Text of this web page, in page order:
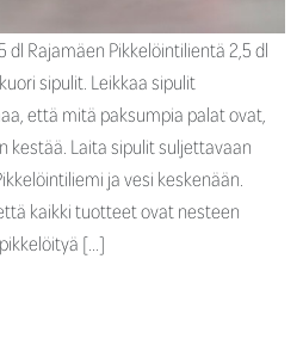
dl Rajamäen Pikkelöintilientä 2,5 dl
sipulit. Leikkaa sipulit
että mitä paksumpia palat ovat,
Laita sipulit suljettavaan
ja vesi keskenään.
kaikki tuotteet ovat nesteen
[…]